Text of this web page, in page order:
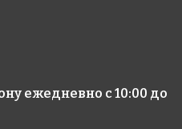
Rose CA 21
ежедневно с 10:00 до